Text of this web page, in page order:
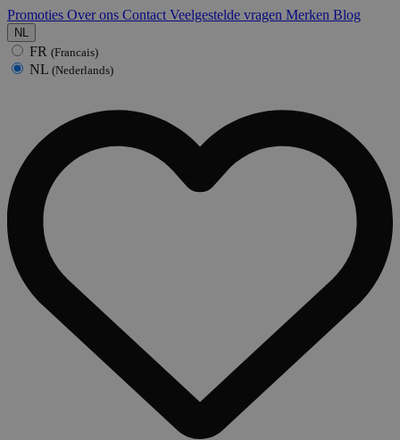
Promoties Over ons Contact Veelgestelde vragen Merken Blog
NL
FR (Francais)
NL (Nederlands)